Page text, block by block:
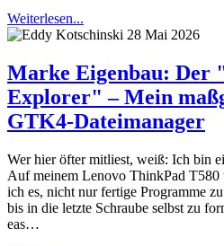
Weiterlesen...
28 Mai 2026
Marke Eigenbau: Der
Explorer" – Mein
GTK4-Dateimanager
Wer hier öfter mitliest, weiß: Ich bin
Auf meinem Lenovo ThinkPad
ich es, nicht nur fertige Programme
bis in die letzte Schraube selbst zu
eas…